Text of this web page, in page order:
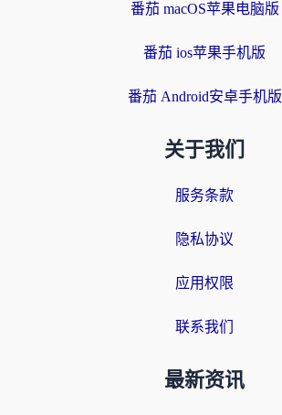
番茄 macOS苹果电脑版
番茄 ios苹果手机版
番茄 Android安卓手机版
关于我们
服务条款
隐私协议
应用权限
联系我们
最新资讯